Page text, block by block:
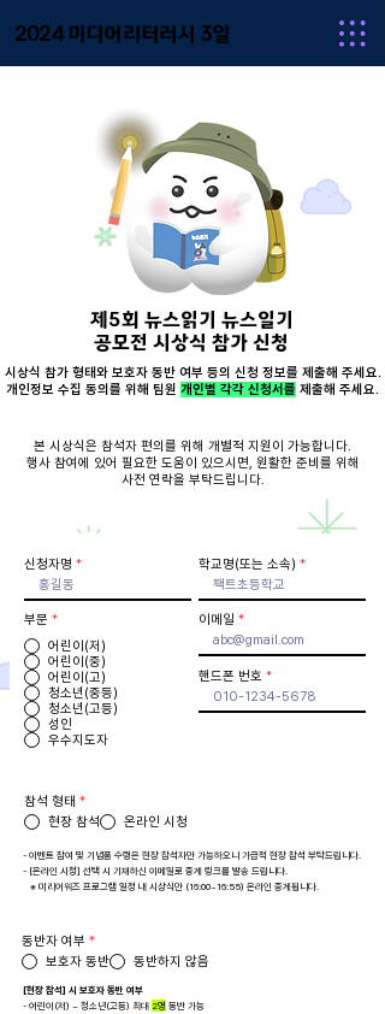
2024 미디어리터러시 3일
제5회 뉴스읽기 뉴스일기
공모전 시상식 참가 신청
시상식 참가 형태와 보호자 동반 여부 등의 신청 정보를 제출해 주세요.
개인정보 수집 동의를 위해 팀원 개인별 각각 신청서를 제출해 주세요.
본 시상식은 참석자 편의를 위해 개별적 지원이 가능합니다.
행사 참여에 있어 필요한 도움이 있으시면, 원활한 준비를 위해
사전 연락을 부탁드립니다.
신청자명
부문 *
어린이(저)
어린이(중)
어린이(고)
청소년(중등)
청소년(고등)
성인
우수지도자
학교명(또는 소속)
이메일
핸드폰 번호
참석 형태 *
현장 참석
온라인 시청
- 이벤트 참여 및 기념품 수령은 현장 참석자만 가능하오니 가급적 현장 참석 부탁드립니다.
- [온라인 시청] 선택 시 기재하신 이메일로 중계 링크를 발송 드립니다.
※ 미리어워즈 프로그램 일정 내 시상식만 (16:00~16:55) 온라인 중계됩니다.
동반자 여부 *
보호자 동반
동반하지 않음
[현장 참석] 시 보호자 동반 여부
- 어린이(저) ~ 청소년(고등) 최대 2명 동반 가능